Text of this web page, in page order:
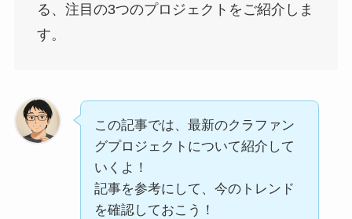
る、注目の3つのプロジェクトをご紹介しま
す。
この記事では、最新のクラファン
グプロジェクトについて紹介して
いくよ！
記事を参考にして、今のトレンド
を確認しておこう！